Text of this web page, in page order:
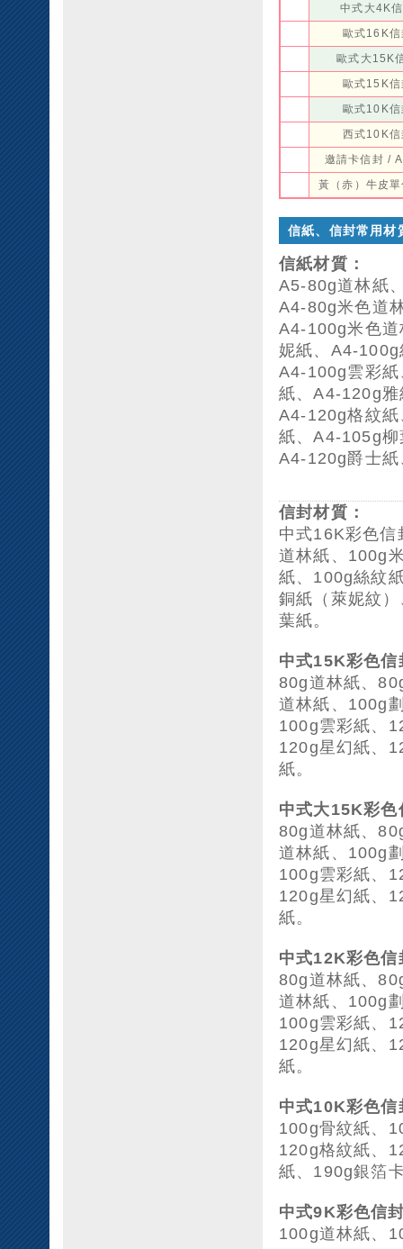
中式大4K
歐式16K信
歐式大15K
歐式15K信
歐式10K信
西式10K信
邀請卡信封 /
黃（赤）牛皮
信紙、信封常用材
信紙材質：
A5-80g道林紙
A4-80g米色道
A4-100g米色
妮紙、A4-100g
A4-100g雲彩
紙、A4-120g雅
A4-120g格紋
紙、A4-105g柳
A4-120g爵士
信封材質：
中式16K彩色
道林紙、100g
紙、100g絲紋
銅紙（萊妮紋
葉紙。
中式15K彩色信
80g道林紙、
道林紙、100g
100g雲彩紙、
120g星幻紙、
紙。
中式大15K彩色
80g道林紙、
道林紙、100g
100g雲彩紙、
120g星幻紙、
紙。
中式12K彩色信
80g道林紙、
道林紙、100g
100g雲彩紙、
120g星幻紙、
紙。
中式10K彩色信
100g骨紋紙、
120g格紋紙、
紙、190g銀箔
中式9K彩色信
100g道林紙、